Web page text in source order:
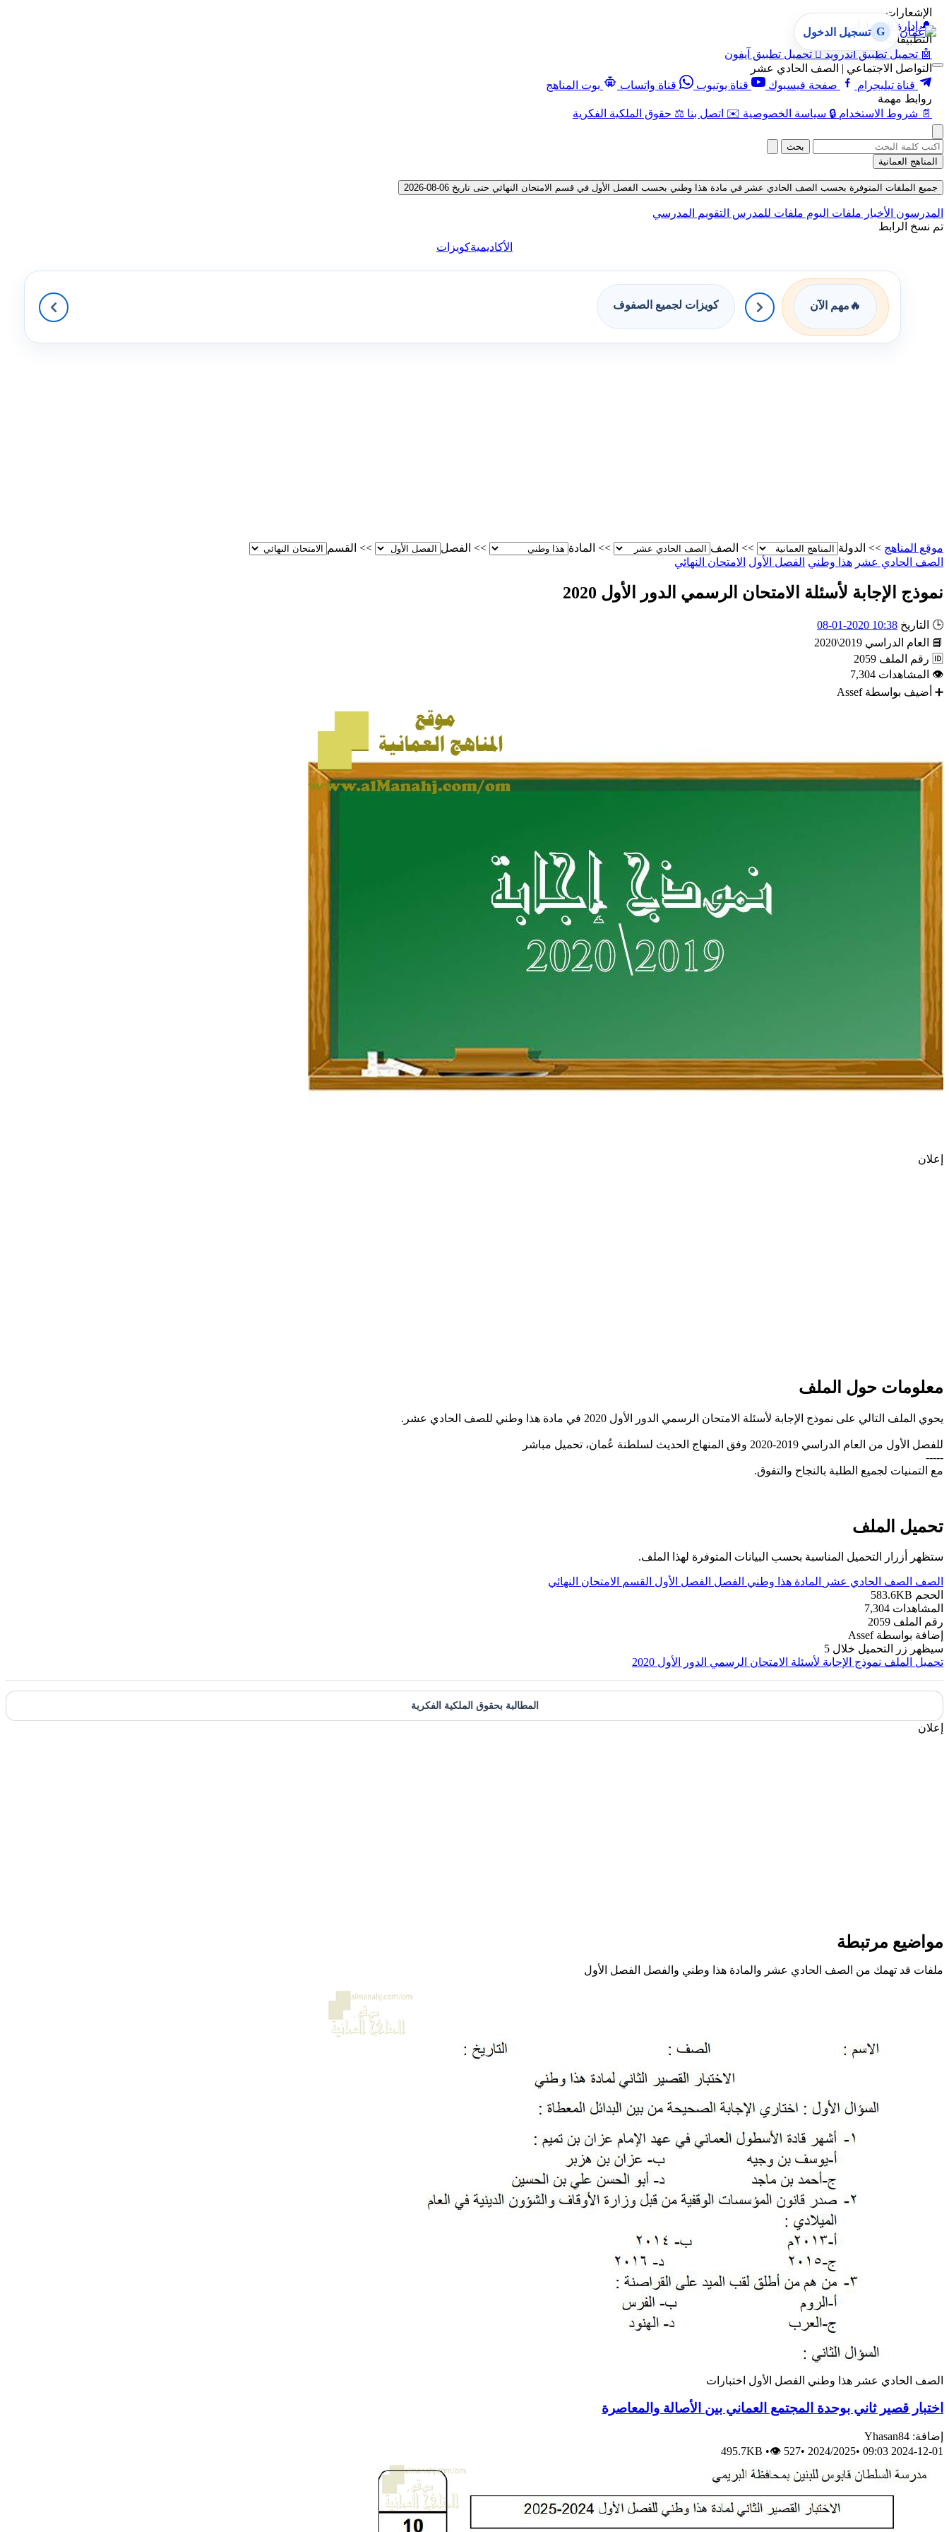
الإشعارات
🔔 إدارة الإشعارات
التطبيقات
🤖 تحميل تطبيق أندرويد  تحميل تطبيق آيفون
التواصل الاجتماعي | الصف الحادي عشر
قناة تيليجرام
صفحة فيسبوك قناة يوتيوب قناة واتساب
بوت المناهج
روابط مهمة
📄 شروط الاستخدام 🔒 سياسة الخصوصية ✉️ اتصل بنا ⚖️ حقوق الملكية الفكرية
G تسجيل الدخول
بحث
المناهج العمانية
جميع الملفات المتوفرة بحسب الصف الحادي عشر في مادة هذا وطني بحسب الفصل الأول في قسم الامتحان النهائي حتى تاريخ 06-08-2026
المدرسون الأخبار ملفات اليوم ملفات للمدرس التقويم المدرسي
تم نسخ الرابط
الأكاديميةكويزات
🔥 مهم الآن كويزات لجميع الصفوف
موقع المناهج >> الدولة >> الصف >> المادة >> الفصل >> القسم
الصف الحادي عشر هذا وطني الفصل الأول الامتحان النهائي
نموذج الإجابة لأسئلة الامتحان الرسمي الدور الأول 2020
🕒 التاريخ 10:38 2020-01-08
📘
العام الدراسي 2019\2020
🆔 رقم الملف 2059
👁 المشاهدات 7,304
➕ أضيف بواسطة Assef
إعلان
معلومات حول الملف
يحوي الملف التالي على نموذج الإجابة لأسئلة الامتحان الرسمي الدور الأول 2020 في مادة هذا وطني للصف الحادي عشر.
للفصل الأول من العام الدراسي 2019-2020 وفق المنهاج الحديث لسلطنة عُمان، تحميل مباشر
-----
مع التمنيات لجميع الطلبة بالنجاح والتفوق.
تحميل الملف
ستظهر أزرار التحميل المناسبة بحسب البيانات المتوفرة لهذا الملف.
الصف الصف الحادي عشر المادة هذا وطني الفصل الفصل الأول القسم الامتحان النهائي
الحجم 583.6KB
المشاهدات 7,304
رقم الملف 2059
إضافة بواسطة Assef
سيظهر زر التحميل خلال 5
تحميل الملف نموذج الإجابة لأسئلة الامتحان الرسمي الدور الأول 2020
المطالبة بحقوق الملكية الفكرية
إعلان
مواضيع مرتبطة
ملفات قد تهمك من الصف الحادي عشر والمادة هذا وطني والفصل الفصل الأول
الصف الحادي عشر هذا وطني الفصل الأول اختبارات
اختبار قصير ثاني بوحدة المجتمع العماني بين الأصالة والمعاصرة
إضافة: Yhasan84
2024-12-01 09:03
•
2024/2025
•
495.7KB •👁 527